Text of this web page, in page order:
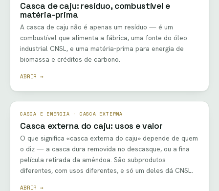
Casca de caju: resíduo, combustível e
matéria-prima
A casca de caju não é apenas um resíduo — é um
combustível que alimenta a fábrica, uma fonte do óleo
industrial CNSL, e uma matéria-prima para energia de
biomassa e créditos de carbono.
ABRIR →
CASCA E ENERGIA · CASCA EXTERNA
Casca externa do caju: usos e valor
O que significa «casca externa do caju» depende de quem
o diz — a casca dura removida no descasque, ou a fina
película retirada da amêndoa. São subprodutos
diferentes, com usos diferentes, e só um deles dá CNSL.
ABRIR →